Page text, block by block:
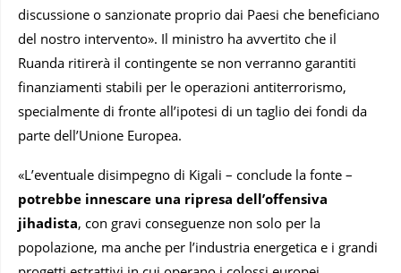
discussione o sanzionate proprio dai Paesi che beneficiano
del nostro intervento». Il ministro ha avvertito che il
Ruanda ritirerà il contingente se non verranno garantiti
finanziamenti stabili per le operazioni antiterrorismo,
specialmente di fronte all’ipotesi di un taglio dei fondi da
parte dell’Unione Europea.
«L’eventuale disimpegno di Kigali – conclude la fonte –
potrebbe innescare una ripresa dell’offensiva
jihadista, con gravi conseguenze non solo per la
popolazione, ma anche per l’industria energetica e i grandi